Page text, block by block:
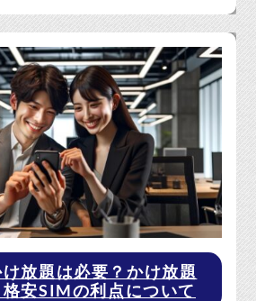
放題は必要？かけ放題
安SIMの利点について